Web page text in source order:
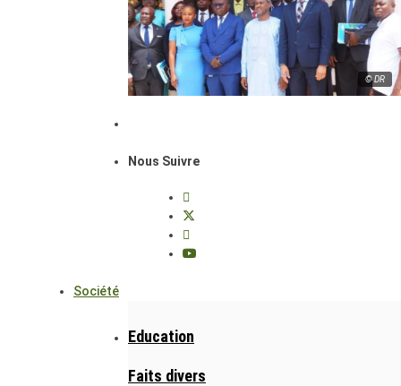
© DR
Nous Suivre
Société
Education
Faits divers